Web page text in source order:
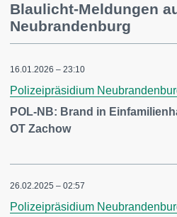
Blaulicht-Meldungen
Neubrandenburg
16.01.2026 – 23:10
Polizeipräsidium
POL-NB: Brand in
OT Zachow
26.02.2025 – 02:57
Polizeipräsidium